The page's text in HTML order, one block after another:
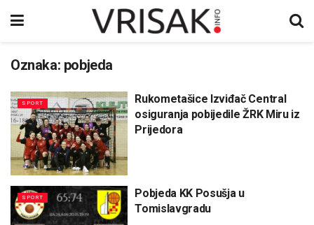
Oznaka: pobjeda
SPORT
Rukometašice Izviđač Central
osiguranja pobijedile ŽRK Miru iz
Prijedora
SPORT
Pobjeda KK Posušja u
Tomislavgradu